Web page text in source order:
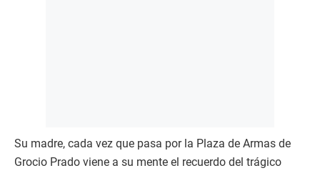
Su madre, cada vez que pasa por la Plaza de Armas de
Grocio Prado viene a su mente el recuerdo del trágico